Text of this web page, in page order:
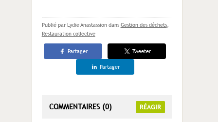
Publié par Lydie Anastassion dans Gestion des déchets,
Restauration collective
Partager Tweeter
Partager
COMMENTAIRES (0) RÉAGIR